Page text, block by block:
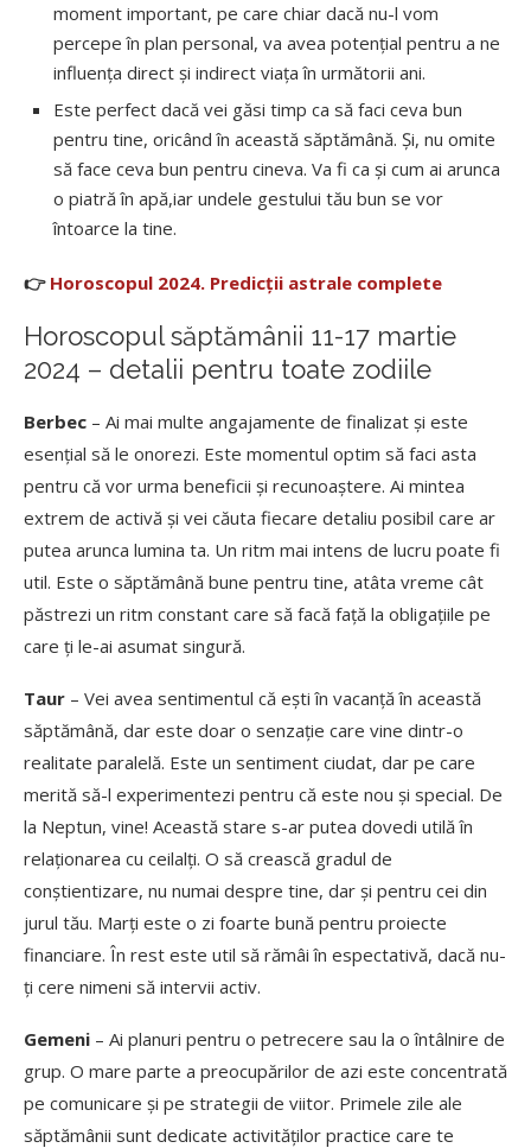
moment important, pe care chiar dacă nu-l vom
percepe în plan personal, va avea potențial pentru a ne
influența direct și indirect viața în următorii ani.
Este perfect dacă vei găsi timp ca să faci ceva bun
pentru tine, oricând în această săptămână. Și, nu omite
să face ceva bun pentru cineva. Va fi ca și cum ai arunca
o piatră în apă,iar undele gestului tău bun se vor
întoarce la tine.
👉 Horoscopul 2024. Predicții astrale complete
Horoscopul săptămânii 11-17 martie
2024 – detalii pentru toate zodiile
Berbec – Ai mai multe angajamente de finalizat și este
esențial să le onorezi. Este momentul optim să faci asta
pentru că vor urma beneficii și recunoaștere. Ai mintea
extrem de activă și vei căuta fiecare detaliu posibil care ar
putea arunca lumina ta. Un ritm mai intens de lucru poate fi
util. Este o săptămână bune pentru tine, atâta vreme cât
păstrezi un ritm constant care să facă față la obligațiile pe
care ți le-ai asumat singură.
Taur – Vei avea sentimentul că ești în vacanță în această
săptămână, dar este doar o senzație care vine dintr-o
realitate paralelă. Este un sentiment ciudat, dar pe care
merită să-l experimentezi pentru că este nou și special. De
la Neptun, vine! Această stare s-ar putea dovedi utilă în
relaționarea cu ceilalți. O să crească gradul de
conștientizare, nu numai despre tine, dar și pentru cei din
jurul tău. Marți este o zi foarte bună pentru proiecte
financiare. În rest este util să rămâi în espectativă, dacă nu-
ți cere nimeni să intervii activ.
Gemeni – Ai planuri pentru o petrecere sau la o întâlnire de
grup. O mare parte a preocupărilor de azi este concentrată
pe comunicare și pe strategii de viitor. Primele zile ale
săptămânii sunt dedicate activităților practice care te